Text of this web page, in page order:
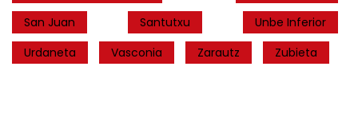
San Juan
Santutxu
Unbe Inferior
Urdaneta
Vasconia Zarautz Zubieta